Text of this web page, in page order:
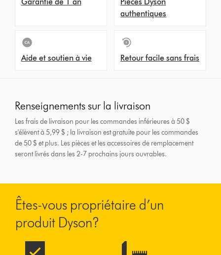
authentiques
Aide et soutien à vie Retour facile sans frais
Renseignements sur la livraison
Les frais de livraison pour les commandes inférieures à 50 $
s'élèvent à 5,99 $ ; la livraison est gratuite pour les commandes
de 50 $ et plus. Les pièces et les accessoires de remplacement
seront livrés dans les 2-7 prochains jours ouvrables.
Êtes-vous propriétaire d’un
produit Dyson?